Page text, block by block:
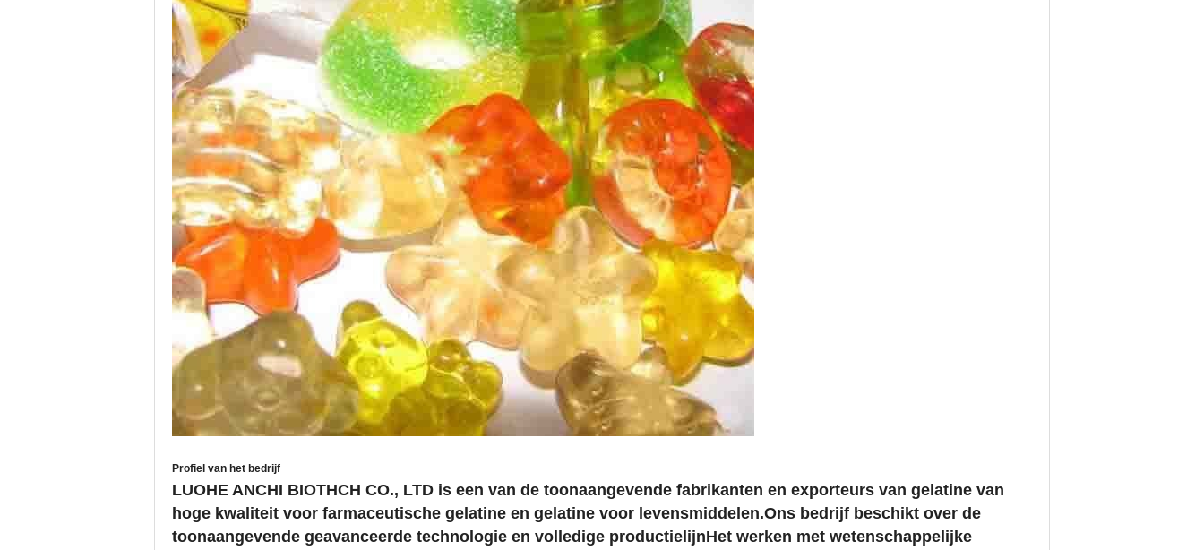
Profiel van het bedrijf
LUOHE ANCHI BIOTHCH CO., LTD is een van de toonaangevende fabrikanten en exporteurs van gelatine van
hoge kwaliteit voor farmaceutische gelatine en gelatine voor levensmiddelen.Ons bedrijf beschikt over de
toonaangevende geavanceerde technologie en volledige productielijnHet werken met wetenschappelijke